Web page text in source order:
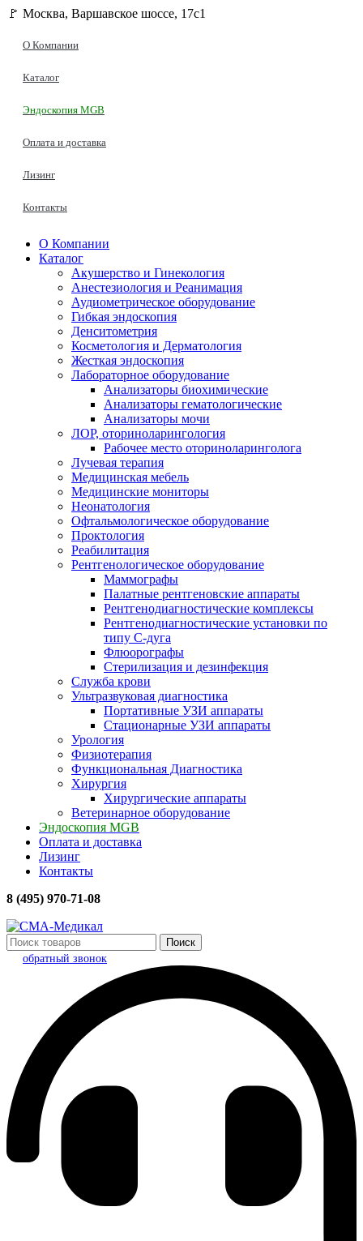
🚩 Москва, Варшавское шоссе, 17с1
О Компании
Каталог
Эндоскопия MGB
Оплата и доставка
Лизинг
Контакты
О Компании
Каталог
Акушерство и Гинекология
Анестезиология и Реанимация
Аудиометрическое оборудование
Гибкая эндоскопия
Денситометрия
Косметология и Дерматология
Жесткая эндоскопия
Лабораторное оборудование
Анализаторы биохимические
Анализаторы гематологические
Анализаторы мочи
ЛОР, оториноларингология
Рабочее место оториноларинголога
Лучевая терапия
Медицинская мебель
Медицинские мониторы
Неонатология
Офтальмологическое оборудование
Проктология
Реабилитация
Рентгенологическое оборудование
Маммографы
Палатные рентгеновские аппараты
Рентгенодиагностические комплексы
Рентгенодиагностические установки по
типу С-дуга
Флюорографы
Стерилизация и дезинфекция
Служба крови
Ультразвуковая диагностика
Портативные УЗИ аппараты
Стационарные УЗИ аппараты
Урология
Физиотерапия
Функциональная Диагностика
Хирургия
Хирургические аппараты
Ветеринарное оборудование
Эндоскопия MGB
Оплата и доставка
Лизинг
Контакты
8 (495) 970-71-08
Поиск
обратный звонок